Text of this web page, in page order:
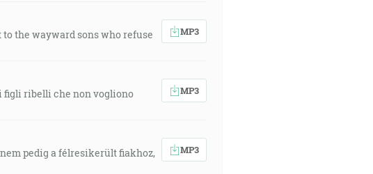
to the wayward sons who refuse
MP3
figli ribelli che non vogliono
MP3
pedig a félresikerült fiakhoz,
MP3